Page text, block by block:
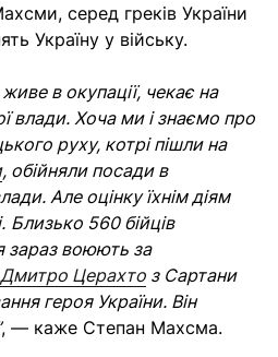
серед греків України
Україну у війську.
в окупації, чекає на
влади. Хоча ми і знаємо про
руху, котрі пішли на
, обійняли посади в
Але оцінку їхнім діям
Близько 560 бійців
зараз воюють за
Дмитро Церахто з Сартани
героя України. Він
, — каже Степан Махсма.